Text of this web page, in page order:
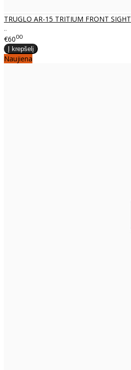
TRUGLO AR-15 TRITIUM FRONT SIGHT
..
€6000
Naujiena